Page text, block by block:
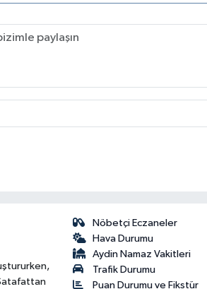
Nöbetçi Eczaneler
Hava Durumu
Aydin Namaz Vakitleri
Trafik Durumu
Puan Durumu ve Fikstür